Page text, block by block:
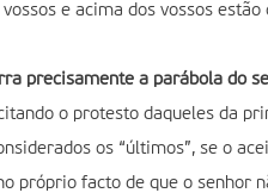
e acima dos vossos
precisamente a parábola do
o protesto daqueles da
os “últimos”, se o
próprio facto de que o senhor